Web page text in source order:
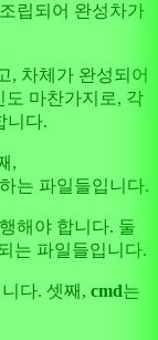
립되어 완성차가
, 차체가 완성되어
도 마찬가지로, 각
니다.
,
는 파일들입니다.
해야 합니다. 둘
는 파일들입니다.
다. 셋째, cmd는